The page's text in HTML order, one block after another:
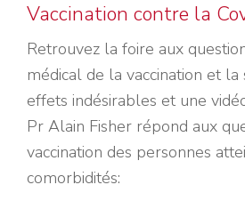
Vaccination contre la
Retrouvez la foire aux
médical de la vaccination et
effets indésirables et une
Pr Alain Fisher répond aux
vaccination des personnes
comorbidités: